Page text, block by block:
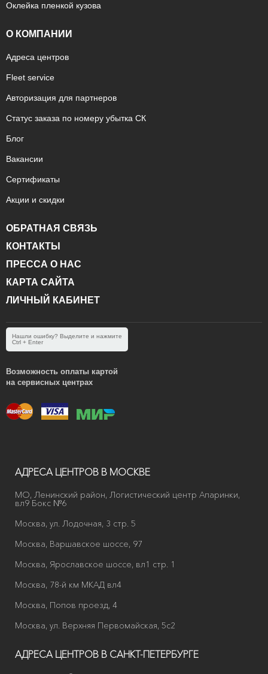
Оклейка пленкой кузова
О КОМПАНИИ
Адреса центров
Fleet service
Авторизация для партнеров
Статус заказа по номеру убытка СК
Блог
Вакансии
Сертификаты
Акции и скидки
ОБРАТНАЯ СВЯЗЬ
КОНТАКТЫ
ПРЕССА О НАС
КАРТА САЙТА
ЛИЧНЫЙ КАБИНЕТ
Нашли ошибку? Выделите и нажмите
Ctrl + Enter
Возможность оплаты картой
на сервисных центрах
АДРЕСА ЦЕНТРОВ В МОСКВЕ
МО, Ленинский район, Логистический центр Апаринки,
вл9 Бокс №6
Москва, ул. Лодочная, 3 стр. 5
Москва, Варшавское шоссе, 97
Москва, Ярославское шоссе, вл1 стр. 1
Москва, 78-й км МКАД вл4
Москва, Попов проезд, 4
Москва, ул. Верхняя Первомайская, 5с2
АДРЕСА ЦЕНТРОВ В САНКТ-ПЕТЕРБУРГЕ